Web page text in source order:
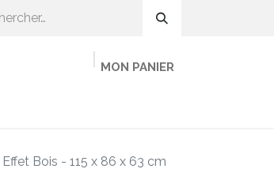
MON PANIER
Bois - 115 x 86 x 63 cm